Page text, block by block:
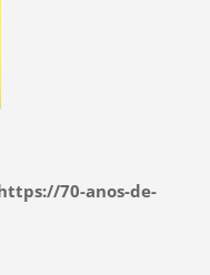
70-anos-de-